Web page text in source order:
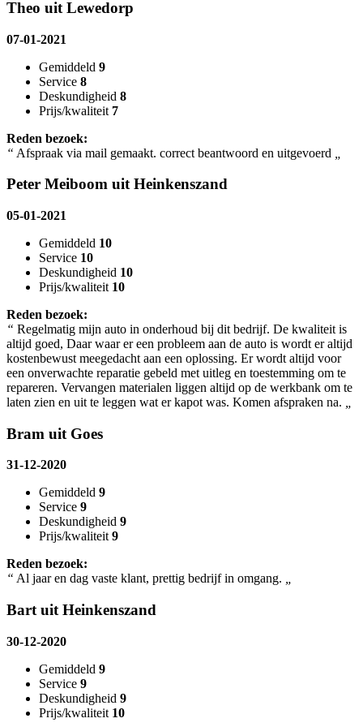
Theo uit Lewedorp
07-01-2021
Gemiddeld 9
Service 8
Deskundigheid 8
Prijs/kwaliteit 7
Reden bezoek:
“ Afspraak via mail gemaakt. correct beantwoord en uitgevoerd
Peter Meiboom uit Heinkenszand
05-01-2021
Gemiddeld 10
Service 10
Deskundigheid 10
Prijs/kwaliteit 10
Reden bezoek:
“ Regelmatig mijn auto in onderhoud bij dit bedrijf. De kwaliteit is
altijd goed, Daar waar er een probleem aan de auto is wordt er altijd
kostenbewust meegedacht aan een oplossing. Er wordt altijd voor
een onverwachte reparatie gebeld met uitleg en toestemming om te
repareren. Vervangen materialen liggen altijd op de werkbank om te
laten zien en uit te leggen wat er kapot was. Komen afspraken na.
Bram uit Goes
31-12-2020
Gemiddeld 9
Service 9
Deskundigheid 9
Prijs/kwaliteit 9
Reden bezoek:
“ Al jaar en dag vaste klant, prettig bedrijf in omgang.
Bart uit Heinkenszand
30-12-2020
Gemiddeld 9
Service 9
Deskundigheid 9
Prijs/kwaliteit 10